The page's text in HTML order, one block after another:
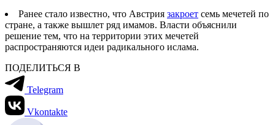
Ранее стало известно, что Австрия закроет семь мечетей по
стране, а также вышлет ряд имамов. Власти объяснили
решение тем, что на территории этих мечетей
распространяются идеи радикального ислама.
ПОДЕЛИТЬСЯ В
Telegram
Vkontakte